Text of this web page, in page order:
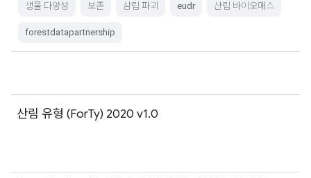
생물 다양성 보존 삼림 파괴 eudr 산림 바이오매스
forestdatapartnership
산림 유형 (ForTy) 2020 v1.0